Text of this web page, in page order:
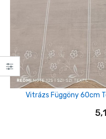
Vitrázs Függöny 60cm